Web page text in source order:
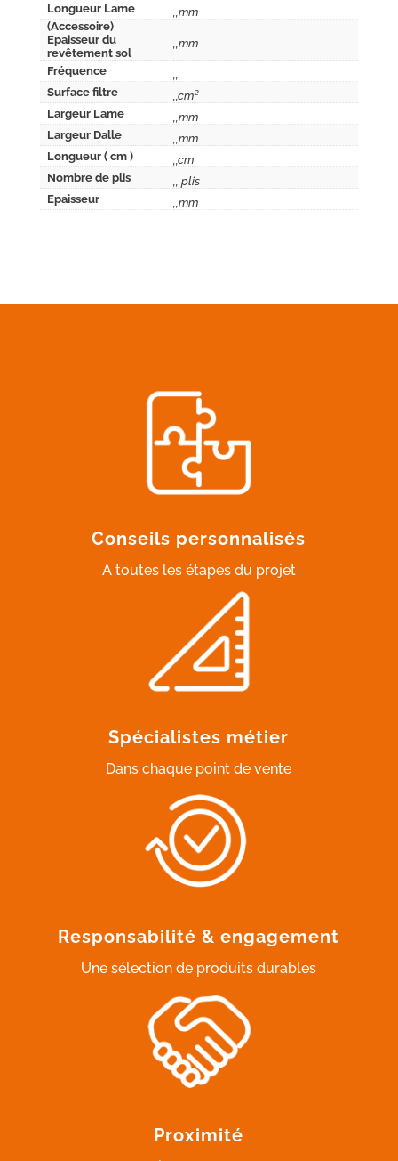
Longueur Lame
,,mm
(Accessoire)
Epaisseur du
revêtement sol
,,mm
Fréquence
Surface filtre
,,cm²
Largeur Lame
,,mm
Largeur Dalle
,,mm
Longueur ( cm )
,,cm
Nombre de plis
,, plis
Epaisseur
,,mm
Conseils personnalisés
A toutes les étapes du projet
Spécialistes métier
Dans chaque point de vente
Responsabilité & engagement
Une sélection de produits durables
Proximité